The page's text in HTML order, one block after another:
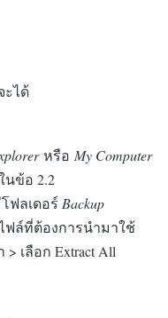
ะได้
หรือ My Computer
นข้อ 2.2
ฟลเดอร์ Backup
ฟล์ที่ต้องการนำมาใช้
เลือก Extract All